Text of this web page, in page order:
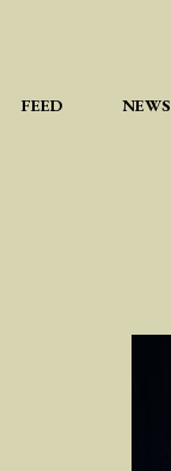
FEED NEWS